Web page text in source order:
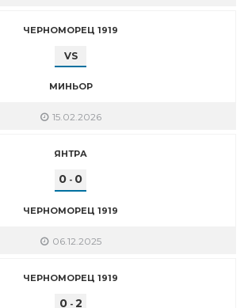
ЧЕРНОМОРЕЦ 1919
VS
МИНЬОР
15.02.2026
ЯНТРА
0 - 0
ЧЕРНОМОРЕЦ 1919
06.12.2025
ЧЕРНОМОРЕЦ 1919
0- 2